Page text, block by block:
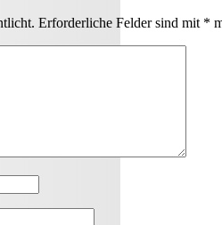
Erforderliche Felder sind mit *